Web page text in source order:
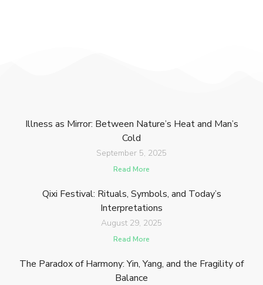
Illness as Mirror: Between Nature’s Heat and Man’s
Cold
September 5, 2025
Read More
Qixi Festival: Rituals, Symbols, and Today’s
Interpretations
August 29, 2025
Read More
The Paradox of Harmony: Yin, Yang, and the Fragility of
Balance